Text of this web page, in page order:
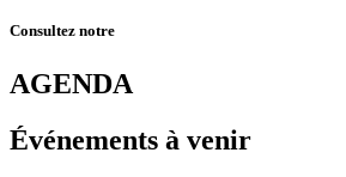
Consultez notre
AGENDA
Événements à venir